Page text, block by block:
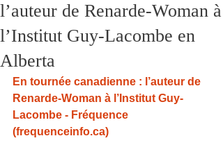
l’auteur de Renarde-Woman à
l’Institut Guy-Lacombe en
Alberta
En tournée canadienne : l’auteur de
Renarde-Woman à l’Institut Guy-
Lacombe - Fréquence
(frequenceinfo.ca)